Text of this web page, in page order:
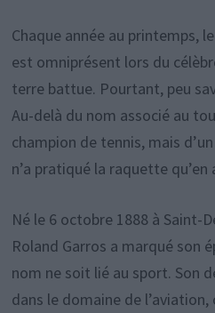
Chaque année au printemps,
est omniprésent lors du
terre battue. Pourtant, peu
Au-delà du nom associé au
champion de tennis, mais
n’a pratiqué la raquette qu’en
Né le 6 octobre 1888 à Saint-
Roland Garros a marqué son
nom ne soit lié au sport. Son
dans le domaine de